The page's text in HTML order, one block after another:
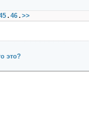
. 46 . >>
это?